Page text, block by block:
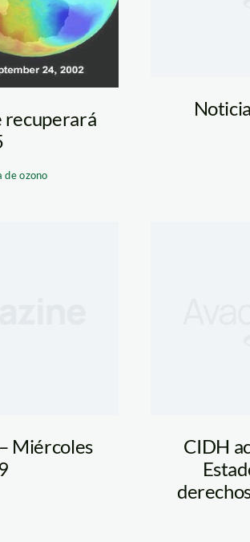
recuperará
de ozono
Miércoles
CIDH